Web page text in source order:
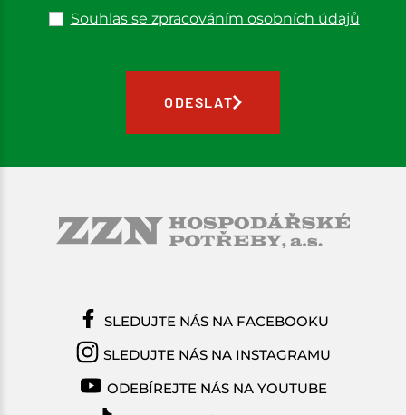
Souhlas se zpracováním osobních údajů
ODESLAT
SLEDUJTE NÁS NA FACEBOOKU
SLEDUJTE NÁS NA INSTAGRAMU
ODEBÍREJTE NÁS NA YOUTUBE